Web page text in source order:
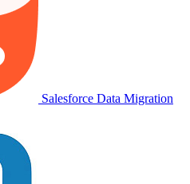
Salesforce Data Migration